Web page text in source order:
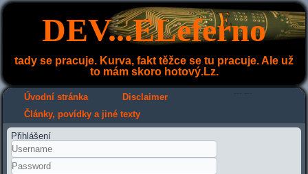
DEV...ELeferno
tady se pracuje. Kurva, fakt těžce se tu pracuje. Ale už
to mám skoro hotový.Lz.
Úvodní stránka Disclaimer
Články, povídky a jiné texty
Přihlášení